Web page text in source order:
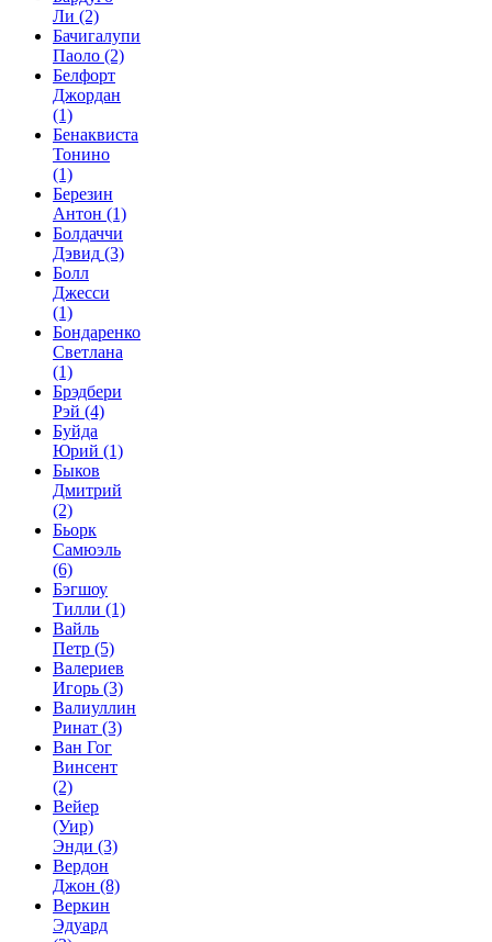
Ли (2)
Бачигалупи
Паоло (2)
Белфорт
Джордан
(1)
Бенаквиста
Тонино
(1)
Березин
Антон (1)
Болдаччи
Дэвид (3)
Болл
Джесси
(1)
Бондаренко
Светлана
(1)
Брэдбери
Рэй (4)
Буйда
Юрий (1)
Быков
Дмитрий
(2)
Бьорк
Самюэль
(6)
Бэгшоу
Тилли (1)
Вайль
Петр (5)
Валериев
Игорь (3)
Валиуллин
Ринат (3)
Ван Гог
Винсент
(2)
Вейер
(Уир)
Энди (3)
Вердон
Джон (8)
Веркин
Эдуард